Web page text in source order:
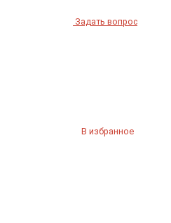
Задать вопрос
В избранное